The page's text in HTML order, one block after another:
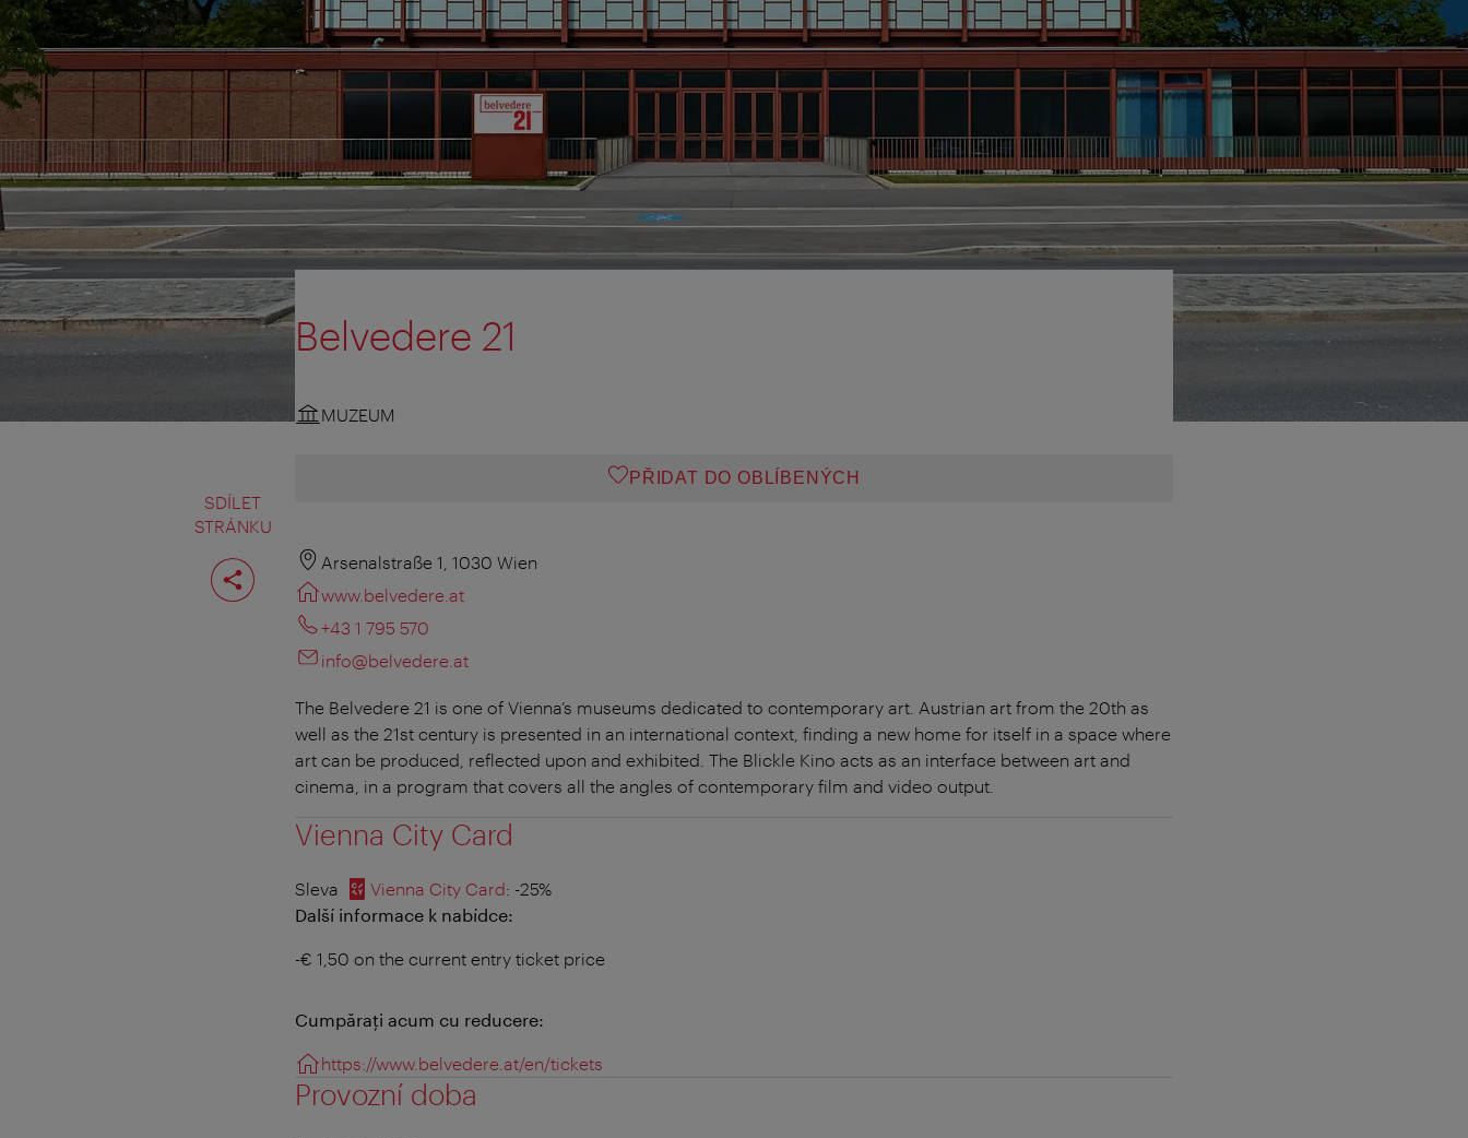
SDÍLET
STRÁNKU
Rozdělit
stranu
Belvedere 21
MUZEUM
PŘIDAT DO OBLÍBENÝCH
Arsenalstraße 1, 1030 Wien
www.belvedere.at
+43 1 795 570
info@belvedere.at
The Belvedere 21 is one of Vienna’s museums dedicated to contemporary art. Austrian art from the 20th as
well as the 21st century is presented in an international context, finding a new home for itself in a space where
art can be produced, reflected upon and exhibited. The Blickle Kino acts as an interface between art and
cinema, in a program that covers all the angles of contemporary film and video output.
Vienna City Card
Sleva Vienna City Card: -25%
Další informace k nabídce:
-€ 1,50 on the current entry ticket price
Cumpăraţi acum cu reducere:
https://www.belvedere.at/en/tickets
Provozní doba